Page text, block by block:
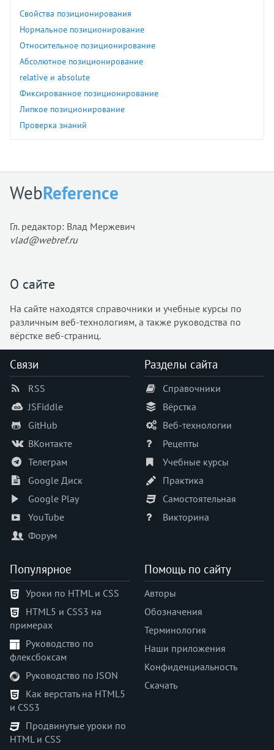
Свойства позиционирования
Нормальное позиционирование
Относительное позиционирование
Абсолютное позиционирование
relative и absolute
Фиксированное позиционирование
Липкое позиционирование
Проверка знаний
WebReference
Гл. редактор: Влад Мержевич
vlad@webref.ru
О сайте
На сайте находятся справочники и учебные курсы по
различным веб-технологиям, а также руководства по
вёрстке веб-страниц.
Связи
RSS
JSFiddle
GitHub
ВКонтакте
Телеграм
Google Диск
Google Play
YouTube
Форум
Разделы сайта
Справочники
Вёрстка
Веб-технологии
Рецепты
Учебные курсы
Практика
Самостоятельная
Викторина
Популярное
Уроки по HTML и CSS
HTML5 и CSS3 на
примерах
Руководство по
флексбоксам
Руководство по JSON
Как верстать на HTML5
и CSS3
Продвинутые уроки по
HTML и CSS
Помощь по сайту
Авторы
Обозначения
Терминология
Наши приложения
Конфиденциальность
Скачать